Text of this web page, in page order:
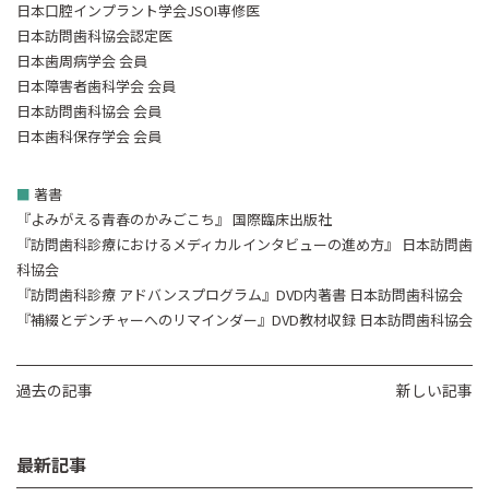
日本口腔インプラント学会JSOI専修医
日本訪問歯科協会認定医
日本歯周病学会 会員
日本障害者歯科学会 会員
日本訪問歯科協会 会員
日本歯科保存学会 会員
■ 著書
『よみがえる青春のかみごこち』 国際臨床出版社
『訪問歯科診療におけるメディカルインタビューの進め方』 日本訪問歯
科協会
『訪問歯科診療 アドバンスプログラム』DVD内著書 日本訪問歯科協会
『補綴とデンチャーへのリマインダー』DVD教材収録 日本訪問歯科協会
新しい記事
過去の記事
最新記事